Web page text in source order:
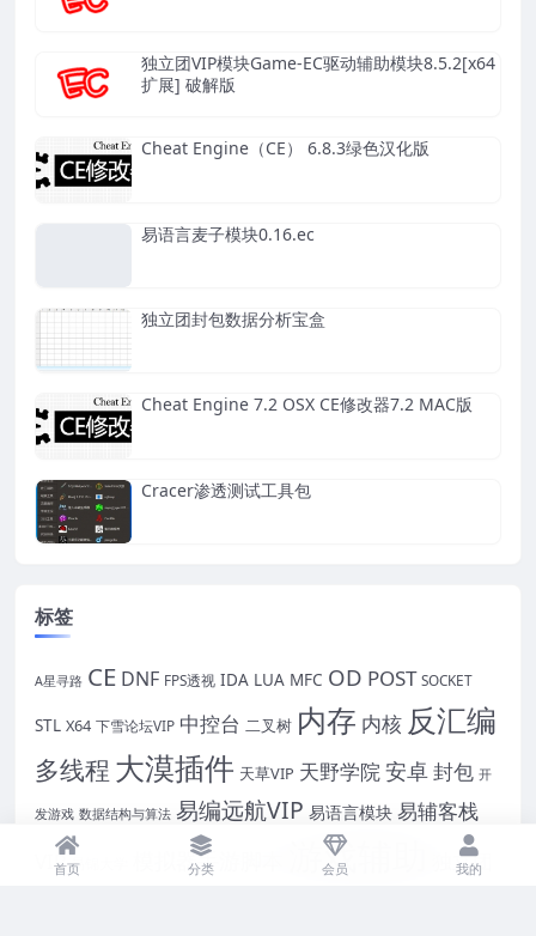
独立团VIP模块Game-EC驱动辅助模块8.5.2[x64
扩展] 破解版
Cheat Engine（CE） 6.8.3绿色汉化版
易语言麦子模块0.16.ec
独立团封包数据分析宝盒
Cheat Engine 7.2 OSX CE修改器7.2 MAC版
Cracer渗透测试工具包
标签
A星寻路 CE DNF FPS透视 IDA LUA MFC OD POST SOCKET
STL X64 下雪论坛VIP 中控台 二叉树 内存 内核 反汇编
多线程 大漠插件 天草VIP 天野学院安卓封包 开
发游戏 数据结构与算法 易编远航VIP 易语言模块 易辅客栈
VIP 易锦大学 模拟器手游脚本 游戏辅助
独立团
首页 分类 会员 我的